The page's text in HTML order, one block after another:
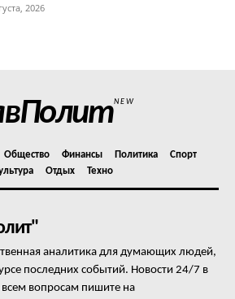
2026
NEW
Общество Финансы Политика
Спорт
Отдых Техно
аналитика для думающих людей,
последних событий. Новости 24/7 в
вопросам пишите на